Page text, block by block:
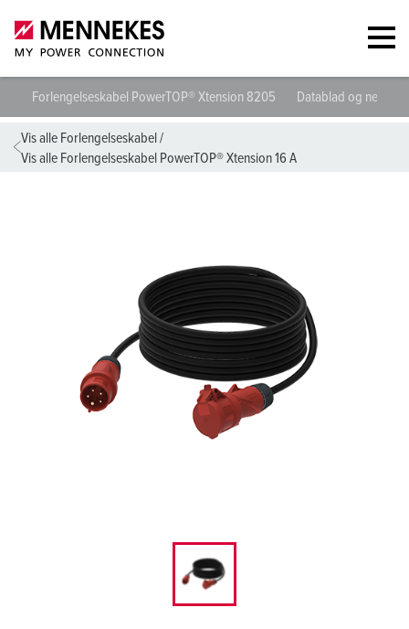
Forlengelseskabel PowerTOP® Xtension 8205 Datablad og
Vis alle Forlengelseskabel /
Vis alle Forlengelseskabel PowerTOP® Xtension 16 A